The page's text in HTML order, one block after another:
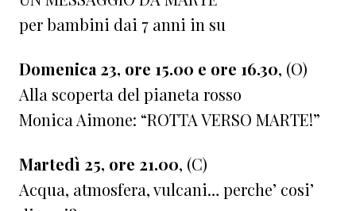
per bambini dai 7 anni in su
Domenica 23, ore 15.00 e ore 16.30, (O)
Alla scoperta del pianeta rosso
Monica Aimone: “ROTTA VERSO MARTE!”
Martedì 25, ore 21.00, (C)
Acqua, atmosfera, vulcani… perche’ cosi’